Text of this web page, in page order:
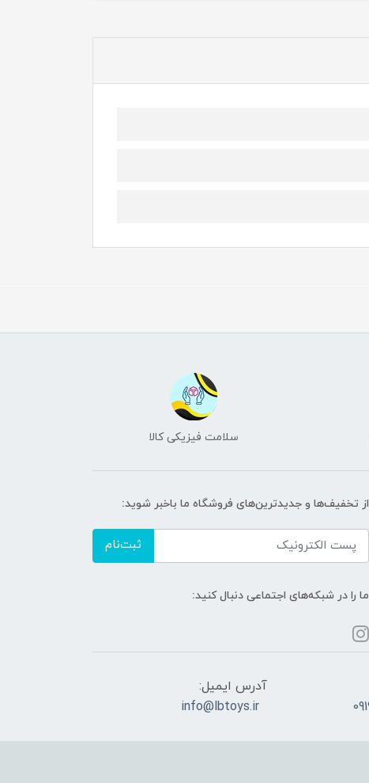
سلامت فیزیکی کالا
از تخفیف‌ها و جدیدترین‌های فروشگاه ما باخبر شوید:
ثبت‌نام
ما را در شبکه‌های اجتماعی دنبال کنید:
آدرس ایمیل:
info@lbtoys.ir